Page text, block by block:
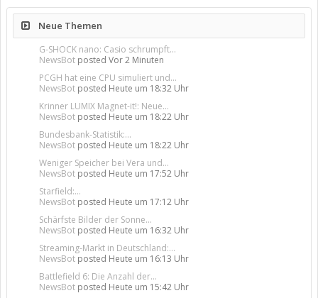
Neue Themen
G-SHOCK nano: Casio schrumpft...
NewsBot posted Vor 2 Minuten
PCGH hat eine CPU simuliert und...
NewsBot posted Heute um 18:32 Uhr
Krinner LUMIX Magnet-it!: Neue...
NewsBot posted Heute um 18:22 Uhr
Bundesbank-Statistik:...
NewsBot posted Heute um 18:22 Uhr
Weniger Speicher bei Vera und...
NewsBot posted Heute um 17:52 Uhr
Starfield:...
NewsBot posted Heute um 17:12 Uhr
Schärfste Bilder der Sonne...
NewsBot posted Heute um 16:32 Uhr
Streaming-Markt in Deutschland:...
NewsBot posted Heute um 16:13 Uhr
Battlefield 6: Die Anzahl der...
NewsBot posted Heute um 15:42 Uhr